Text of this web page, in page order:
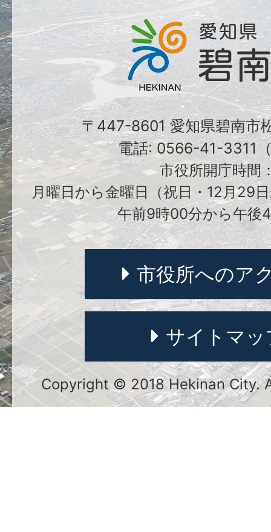
〒447-8601 愛知県碧南市
電話: 0566-41-3311
市役所開庁時間
月曜日から金曜日（祝日・12月29
午前9時00分から午後
市役所へのア
サイトマッ
Copyright © 2018 Hekinan City.